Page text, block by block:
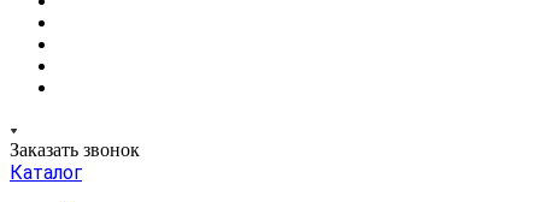
Заказать звонок
Каталог